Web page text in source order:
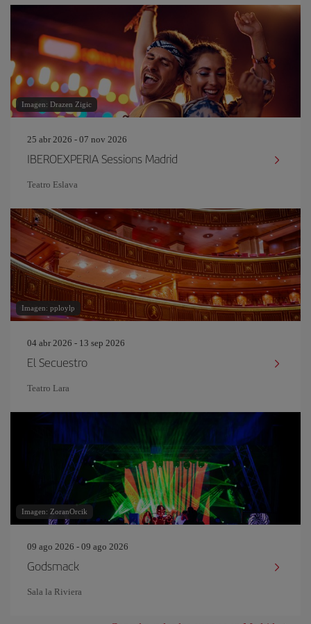
Imagen: Drazen Zigic
25 abr 2026 - 07 nov 2026
IBEROEXPERIA Sessions Madrid
Teatro Eslava
Imagen: pploylp
04 abr 2026 - 13 sep 2026
El Secuestro
Teatro Lara
Imagen: ZoranOrcik
09 ago 2026 - 09 ago 2026
Godsmack
Sala la Riviera